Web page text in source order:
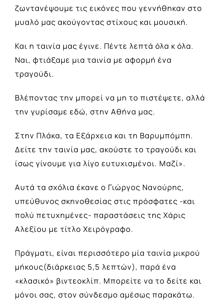
ζωντανέψουμε τις εικόνες που γεννήθηκαν στο
μυαλό μας ακούγοντας στίχους και μουσική.
Και η ταινία μας έγινε. Πέντε λεπτά όλα κ όλα.
Ναι, φτιάξαμε μια ταινία με αφορμή ένα
τραγούδι.
Βλέποντας την μπορεί να μη το πιστέψετε, αλλά
την γυρίσαμε εδώ, στην Αθήνα μας.
Στην Πλάκα, τα Εξάρχεια και τη Βαρυμπόμπη.
Δείτε την ταινία μας, ακούστε το τραγούδι και
ίσως γίνουμε για λίγο ευτυχισμένοι. Μαζί».
Αυτά τα σχόλια έκανε ο Γιώργος Νανούρης,
υπεύθυνος σκηνοθεσίας στις πρόσφατες -και
πολύ πετυχημένες- παραστάσεις της Χάρις
Αλεξίου με τίτλο Χειρόγραφο.
Πράγματι, είναι περισσότερο μία ταινία μικρού
μήκους(διάρκειας 5,5 λεπτών), παρά ένα
«κλασικό» βιντεοκλίπ. Μπορείτε να το δείτε και
μόνοι σας, στον σύνδεσμο αμέσως παρακάτω.